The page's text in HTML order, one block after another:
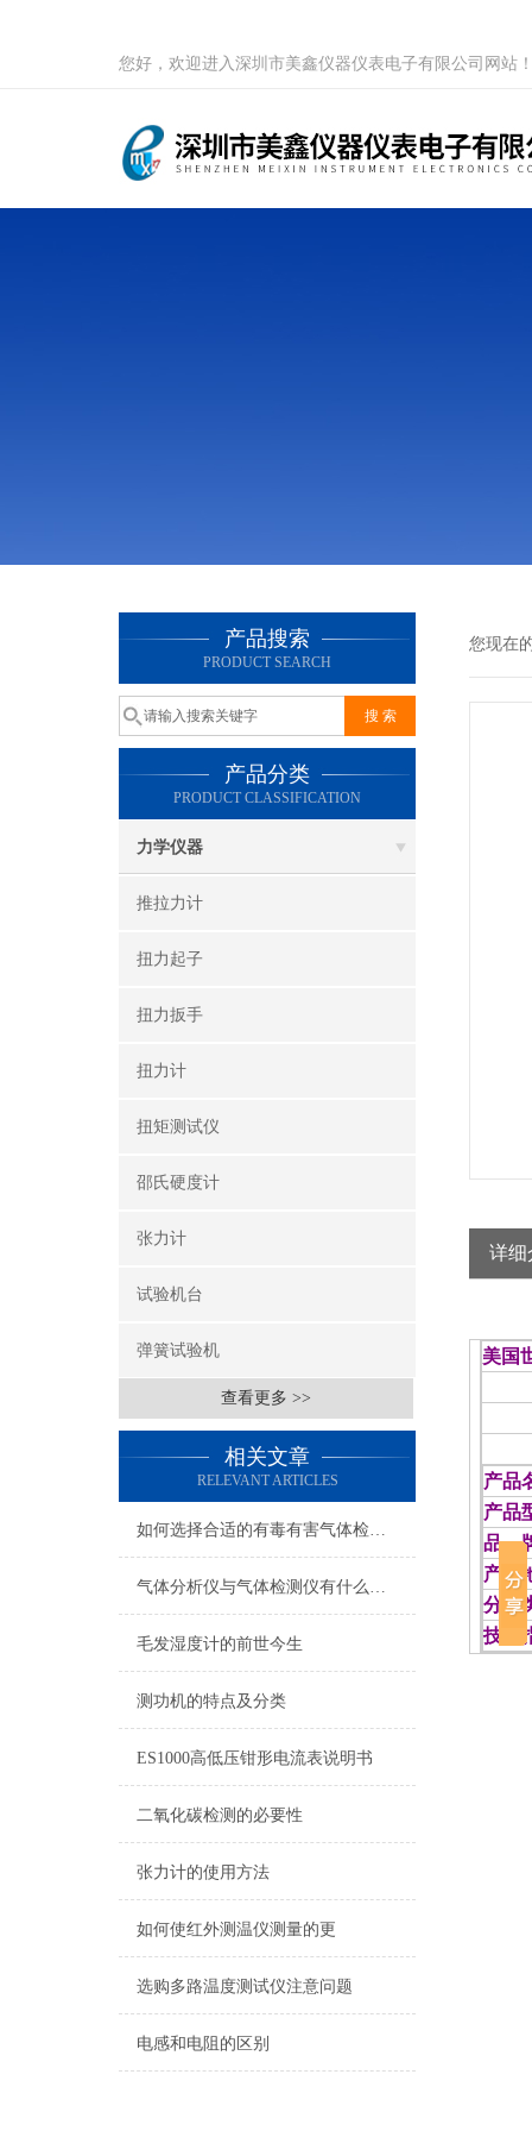
您好，欢迎进入深圳市美鑫仪器仪表电子有限公司网站
产品搜索
PRODUCT SEARCH
产品分类
PRODUCT CLASSIFICATION
力学仪器
推拉力计
扭力起子
扭力扳手
扭力计
扭矩测试仪
邵氏硬度计
张力计
试验机台
弹簧试验机
查看更多 >>
相关文章
RELEVANT ARTICLES
如何选择合适的有毒有害气体检测仪
气体分析仪与气体检测仪有什么区别
毛发湿度计的前世今生
测功机的特点及分类
ES1000高低压钳形电流表说明书
二氧化碳检测的必要性
张力计的使用方法
如何使红外测温仪测量的更
选购多路温度测试仪注意问题
电感和电阻的区别
您现在
详细
美国
产品
产品
品
产
分
技术